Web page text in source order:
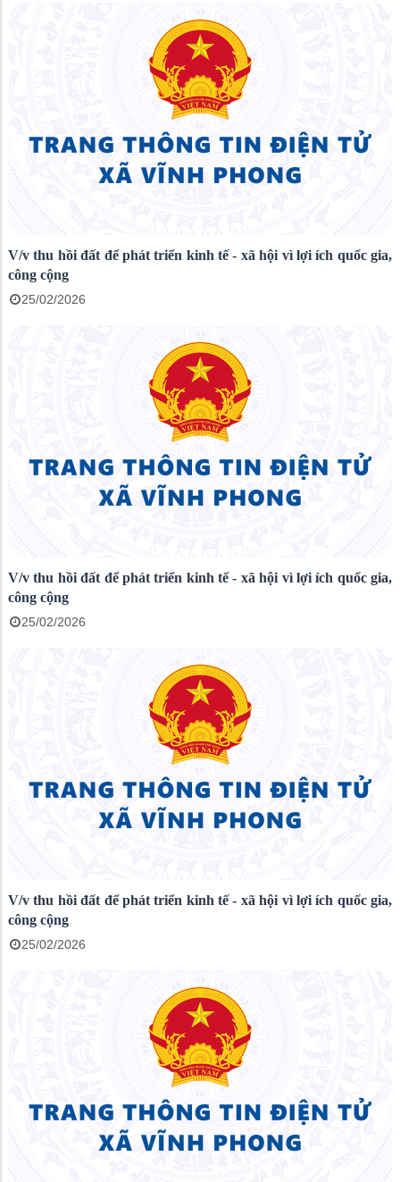
V/v thu hồi đất để phát triển kinh tế - xã hội vì lợi ích quốc gia,
công cộng
25/02/2026
V/v thu hồi đất để phát triển kinh tế - xã hội vì lợi ích quốc gia,
công cộng
25/02/2026
V/v thu hồi đất để phát triển kinh tế - xã hội vì lợi ích quốc gia,
công cộng
25/02/2026